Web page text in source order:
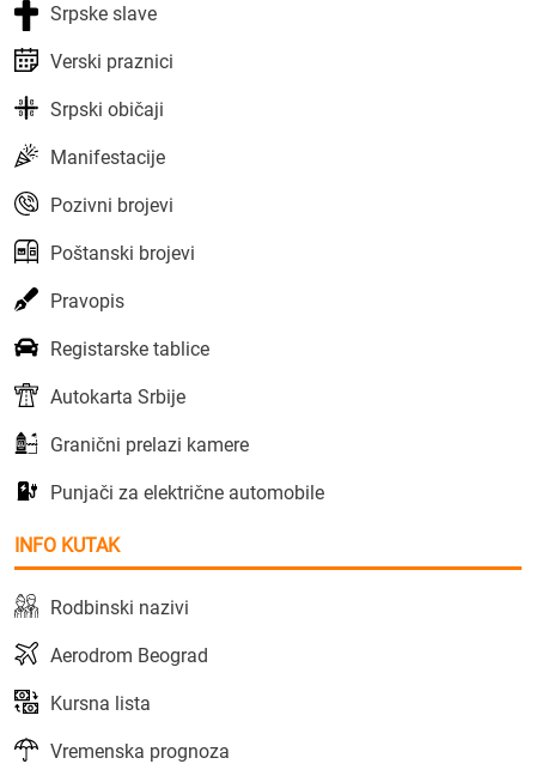
Srpske slave
Verski praznici
Srpski običaji
Manifestacije
Pozivni brojevi
Poštanski brojevi
Pravopis
Registarske tablice
Autokarta Srbije
Granični prelazi kamere
Punjači za električne automobile
INFO KUTAK
Rodbinski nazivi
Aerodrom Beograd
Kursna lista
Vremenska prognoza